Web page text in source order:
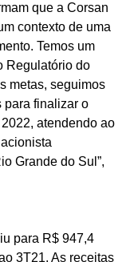
que a Corsan
contexto de uma
Temos um
Regulatório do
metas, seguimos
para finalizar o
atendendo ao
Grande do Sul”,
para R$ 947,4
3T21. As receitas